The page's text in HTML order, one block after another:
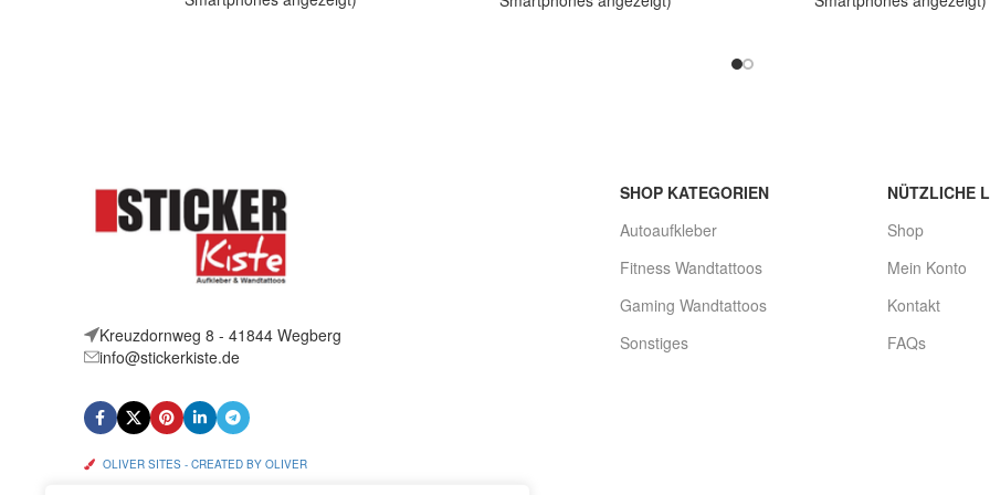
Kreuzdornweg 8 - 41844 Wegberg
info@stickerkiste.de
OLIVER SITES - CREATED BY OLIVER
SHOP KATEGORIEN
Autoaufkleber
Fitness Wandtattoos
Gaming Wandtattoos
Sonstiges
NÜTZLICHE
Shop
Mein Konto
Kontakt
FAQs